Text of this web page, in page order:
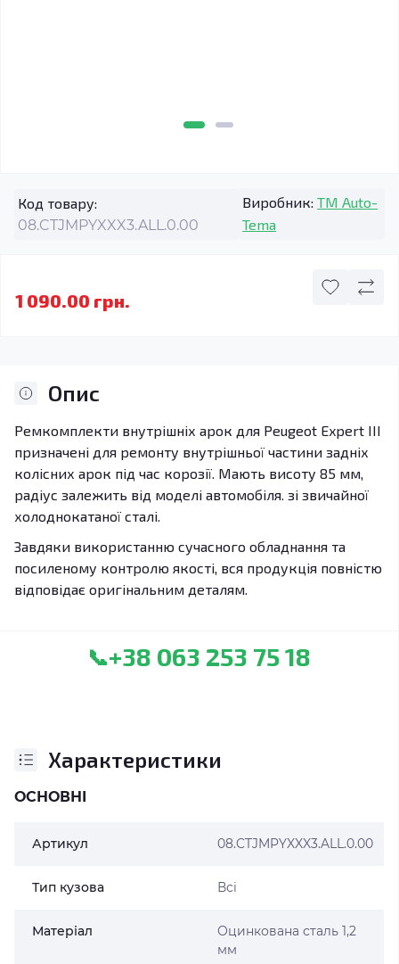
Код товару:
08.CTJMPYXXX3.ALL.0.00
Виробник: TM Auto-
Tema
1 090.00 грн.
Опис
Ремкомплекти внутрішніх арок для Peugeot Expert III
призначені для ремонту внутрішньої частини задніх
колісних арок під час корозії. Мають висоту 85 мм,
радіус залежить від моделі автомобіля. зі звичайної
холоднокатаної сталі.
Завдяки використанню сучасного обладнання та
посиленому контролю якості, вся продукція повністю
відповідає оригінальним деталям.
📞+38 063 253 75 18
Характеристики
ОСНОВНІ
Артикул 08.CTJMPYXXX3.ALL.0.00
Тип кузова Всі
Матеріал
Оцинкована сталь 1,2
мм